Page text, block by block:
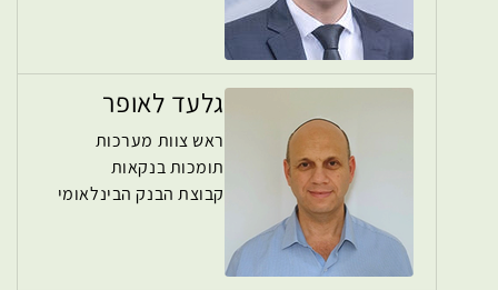
גלעד לאופר
ראש צוות מערכות
תומכות בנקאות
קבוצת הבנק הבינלאומי